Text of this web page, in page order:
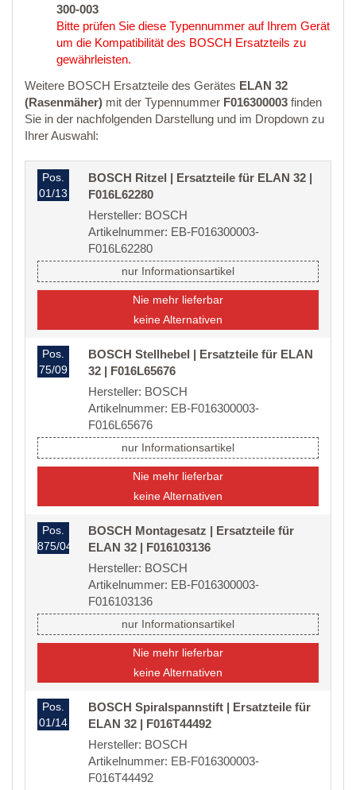
300-003
Bitte prüfen Sie diese Typennummer auf Ihrem Gerät
um die Kompatibilität des BOSCH Ersatzteils zu
gewährleisten.
Weitere BOSCH Ersatzteile des Gerätes ELAN 32
(Rasenmäher) mit der Typennummer F016300003 finden
Sie in der nachfolgenden Darstellung und im Dropdown zu
Ihrer Auswahl:
Pos.
01/13
BOSCH Ritzel | Ersatzteile für ELAN 32 |
F016L62280
Hersteller: BOSCH
Artikelnummer: EB-F016300003-
F016L62280
nur Informationsartikel
Nie mehr lieferbar
keine Alternativen
Pos.
75/09
BOSCH Stellhebel | Ersatzteile für ELAN
32 | F016L65676
Hersteller: BOSCH
Artikelnummer: EB-F016300003-
F016L65676
nur Informationsartikel
Nie mehr lieferbar
keine Alternativen
Pos.
875/04
BOSCH Montagesatz | Ersatzteile für
ELAN 32 | F016103136
Hersteller: BOSCH
Artikelnummer: EB-F016300003-
F016103136
nur Informationsartikel
Nie mehr lieferbar
keine Alternativen
Pos.
01/14
BOSCH Spiralspannstift | Ersatzteile für
ELAN 32 | F016T44492
Hersteller: BOSCH
Artikelnummer: EB-F016300003-
F016T44492